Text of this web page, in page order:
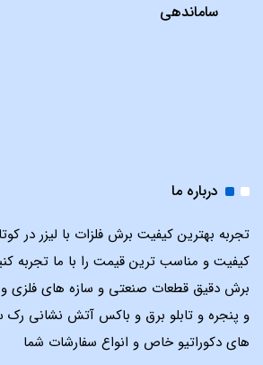
ساماندهی
درباره ما
تجربه بهترین کیفیت برش فلزات با لیزر در
کیفیت و مناسب ترین قیمت را با ما تجربه
برش دقیق قطعات صنعتی و سازه های فلزی و
و پنجره و تابلو برق و باکس آتش نشانی
های دکوراتیو خاص و انواع سفارشات شما